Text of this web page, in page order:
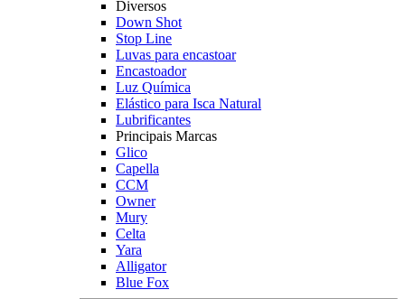
Diversos
Down Shot
Stop Line
Luvas para encastoar
Encastoador
Luz Química
Elástico para Isca Natural
Lubrificantes
Principais Marcas
Glico
Capella
CCM
Owner
Mury
Celta
Yara
Alligator
Blue Fox